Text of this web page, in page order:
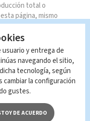
total o
página, mismo
su
constituye una
con las
y entrega de
navegando el sitio,
tecnología, según
cambiar la configuración
gustes.
DE ACUERDO